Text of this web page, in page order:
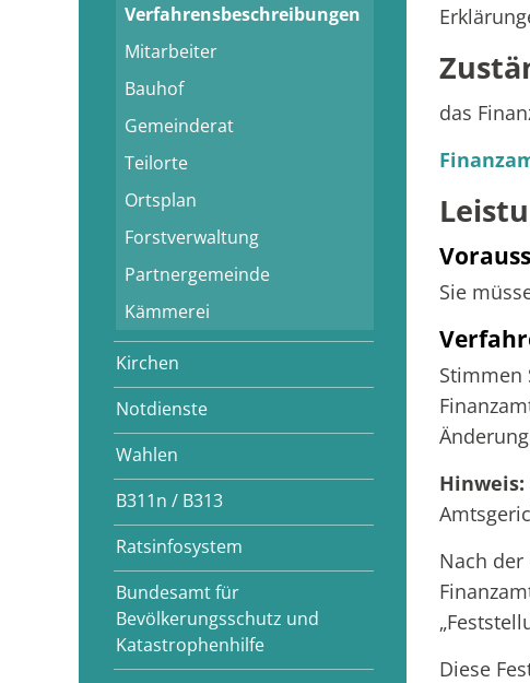
Verfahrensbeschreibungen
Mitarbeiter
Bauhof
Gemeinderat
Teilorte
Ortsplan
Forstverwaltung
Partnergemeinde
Kämmerei
Kirchen
Notdienste
Wahlen
B311n / B313
Ratsinfosystem
Bundesamt für
Bevölkerungsschutz und
Katastrophenhilfe
das
Sie
Stimmen
Hinweis:
Nach
Diese